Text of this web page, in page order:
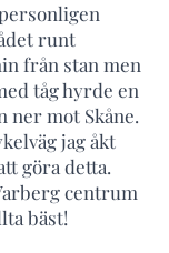
runt
från stan men
tåg hyrde en
ner mot Skåne.
jag åkt
göra detta.
centrum
bäst!